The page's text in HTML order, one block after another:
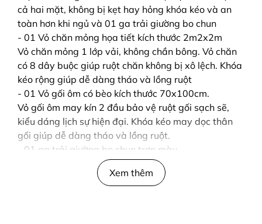
cả hai mặt, không bị kẹt hay hỏng khóa kéo và an
toàn hơn khi ngủ và 01 ga trải giường bo chun
- 01 Vỏ chăn mỏng họa tiết kích thước 2m2x2m
Vỏ chăn mỏng 1 lớp vải, không chần bông. Vỏ chăn
có 8 dây buộc giúp ruột chăn không bị xô lệch. Khóa
kéo rộng giúp dễ dàng tháo và lồng ruột
- 01 Vỏ gối ôm có bèo kích thước 70x100cm.
Vỏ gối ôm may kín 2 đầu bảo vệ ruột gối sạch sẽ,
kiểu dáng lịch sự hiện đại. Khóa kéo may dọc thân
gối giúp dễ dàng tháo và lồng ruột.
- 01 ga trải giường bo chun trơn màu.
Ga giường 1 lớp vải bo chun cao cấp bản to dày
2cm, các đường may đều được vắt sổ bằng chỉ
Xem thêm